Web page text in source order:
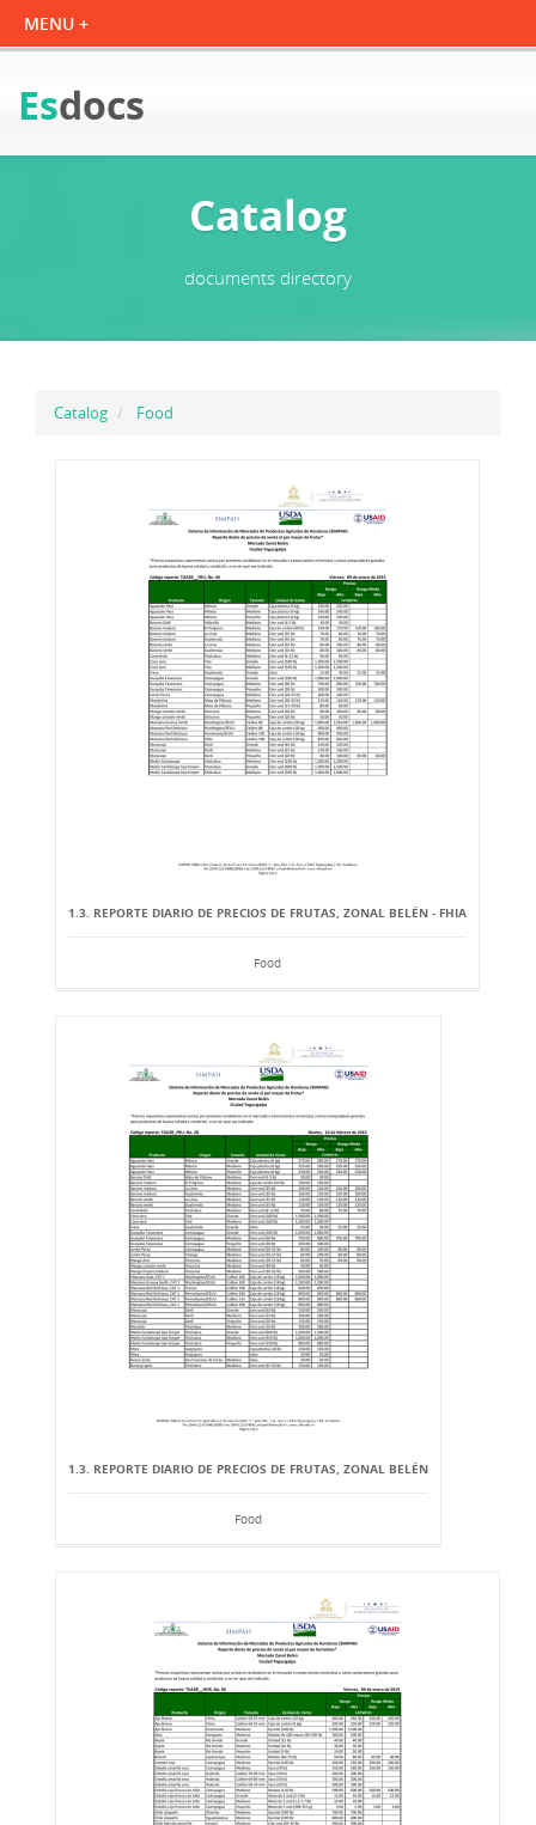
Esdocs
Catalog
documents directory
Catalog Food
1.3. REPORTE DIARIO DE PRECIOS DE FRUTAS, ZONAL BELÉN - FHIA
Food
1.3. REPORTE DIARIO DE PRECIOS DE FRUTAS, ZONAL BELÉN
Food